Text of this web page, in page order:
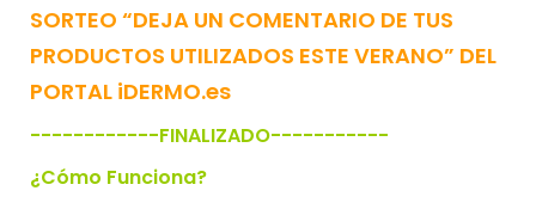
SORTEO “DEJA UN COMENTARIO DE TUS
PRODUCTOS UTILIZADOS ESTE VERANO” DEL
PORTAL iDERMO.es
------------FINALIZADO-----------
¿Cómo Funciona?